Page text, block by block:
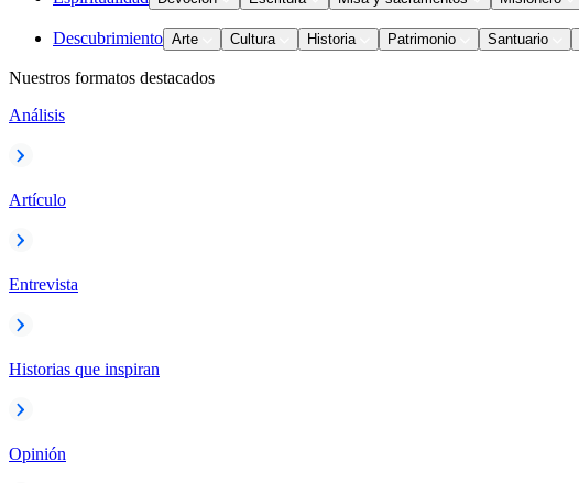
Descubrimiento Arte Cultura Historia Patrimonio Santuario
Nuestros formatos destacados
Análisis
Artículo
Entrevista
Historias que inspiran
Opinión